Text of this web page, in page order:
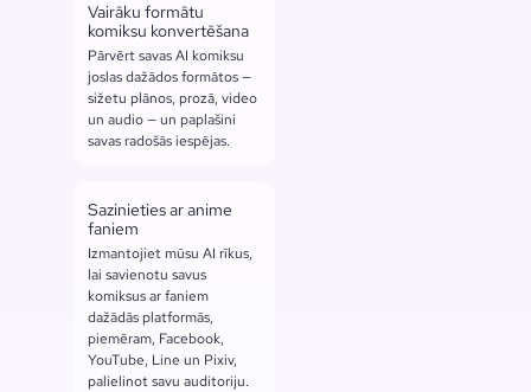
Vairāku formātu
komiksu konvertēšana
Pārvērt savas AI komiksu
joslas dažādos formātos —
sižetu plānos, prozā, video
un audio — un paplašini
savas radošās iespējas.
Sazinieties ar anime
faniem
Izmantojiet mūsu AI rīkus,
lai savienotu savus
komiksus ar faniem
dažādās platformās,
piemēram, Facebook,
YouTube, Line un Pixiv,
palielinot savu auditoriju.